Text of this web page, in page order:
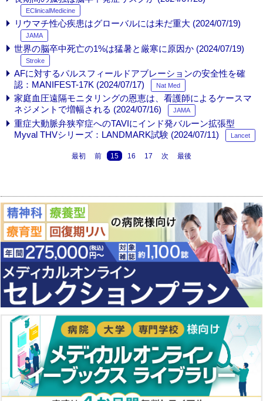
EClinicalMedicine
リウマチ性心疾患はグローバルには未だ重大 (2024/07/19)
JAMA
世界の脳卒中死亡の1%は猛暑と厳寒に原因か (2024/07/19)
Stroke
AFに対するパルスフィールドアブレーションの安全性を確
認：MANIFEST-17K (2024/07/17)
Nat Med
家庭血圧遠隔モニタリングの恩恵は、看護師によるケースマ
ネジメントで増幅される (2024/07/16)
JAMA
重症大動脈弁狭窄症へのTAVIにインド発バルーン拡張型
Myval THVシリーズ：LANDMARK試験 (2024/07/11)
Lancet
最初 前 15 16 17 次 最後